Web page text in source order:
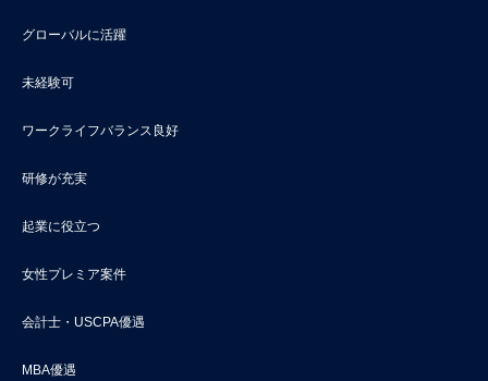
グローバルに活躍
未経験可
ワークライフバランス良好
研修が充実
起業に役立つ
女性プレミア案件
会計士・USCPA優遇
MBA優遇